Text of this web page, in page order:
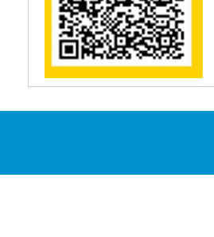
Reumatología
Salud Pública
Semiología
Terapia Ocupacional
Urología